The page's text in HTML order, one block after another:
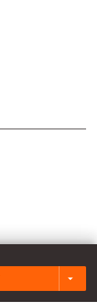
arrow_drop_down